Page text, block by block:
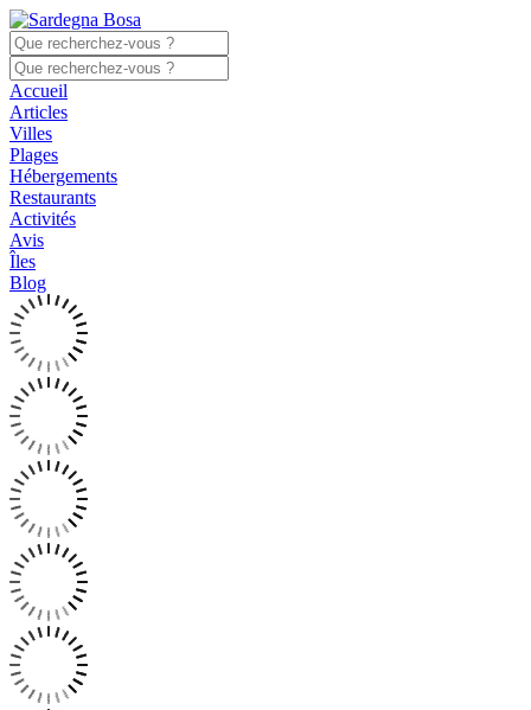
Accueil
Articles
Villes
Plages
Hébergements
Restaurants
Activités
Avis
Îles
Blog